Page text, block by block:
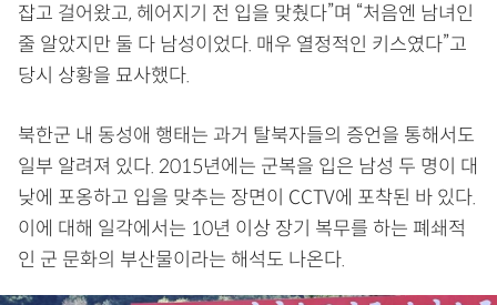
잡고 걸어왔고, 헤어지기 전 입을 맞췄다”며 “처음엔 남녀인
줄 알았지만 둘 다 남성이었다. 매우 열정적인 키스였다”고
당시 상황을 묘사했다.
북한군 내 동성애 행태는 과거 탈북자들의 증언을 통해서도
일부 알려져 있다. 2015년에는 군복을 입은 남성 두 명이 대
낮에 포옹하고 입을 맞추는 장면이 CCTV에 포착된 바 있다.
이에 대해 일각에서는 10년 이상 장기 복무를 하는 폐쇄적
인 군 문화의 부산물이라는 해석도 나온다.